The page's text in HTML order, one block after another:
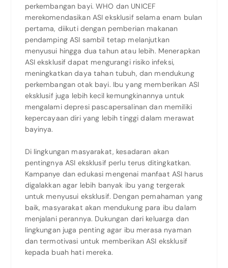
perkembangan bayi. WHO dan UNICEF
merekomendasikan ASI eksklusif selama enam bulan
pertama, diikuti dengan pemberian makanan
pendamping ASI sambil tetap melanjutkan
menyusui hingga dua tahun atau lebih. Menerapkan
ASI eksklusif dapat mengurangi risiko infeksi,
meningkatkan daya tahan tubuh, dan mendukung
perkembangan otak bayi. Ibu yang memberikan ASI
eksklusif juga lebih kecil kemungkinannya untuk
mengalami depresi pascapersalinan dan memiliki
kepercayaan diri yang lebih tinggi dalam merawat
bayinya.
Di lingkungan masyarakat, kesadaran akan
pentingnya ASI eksklusif perlu terus ditingkatkan.
Kampanye dan edukasi mengenai manfaat ASI harus
digalakkan agar lebih banyak ibu yang tergerak
untuk menyusui eksklusif. Dengan pemahaman yang
baik, masyarakat akan mendukung para ibu dalam
menjalani perannya. Dukungan dari keluarga dan
lingkungan juga penting agar ibu merasa nyaman
dan termotivasi untuk memberikan ASI eksklusif
kepada buah hati mereka.